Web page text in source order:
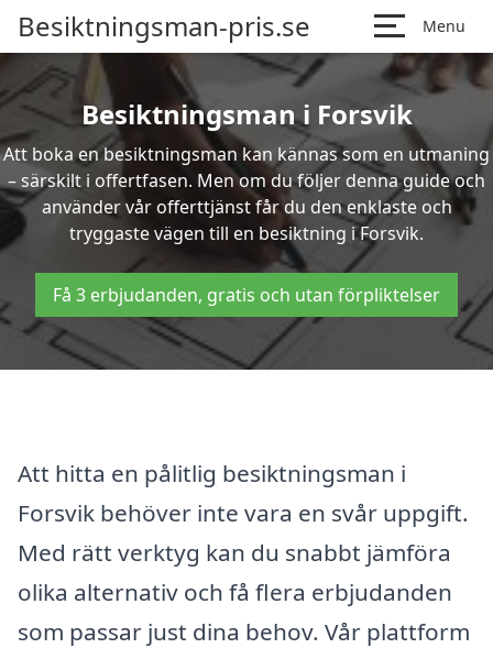
Besiktningsman-pris.se Menu
Besiktningsman i Forsvik
Att boka en besiktningsman kan kännas som en utmaning
– särskilt i offertfasen. Men om du följer denna guide och
använder vår offerttjänst får du den enklaste och
tryggaste vägen till en besiktning i Forsvik.
Få 3 erbjudanden, gratis och utan förpliktelser
Att hitta en pålitlig besiktningsman i
Forsvik behöver inte vara en svår uppgift.
Med rätt verktyg kan du snabbt jämföra
olika alternativ och få flera erbjudanden
som passar just dina behov. Vår plattform